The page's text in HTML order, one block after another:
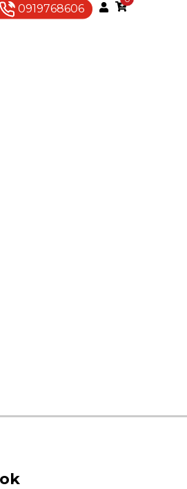
Liên hệ0919768606